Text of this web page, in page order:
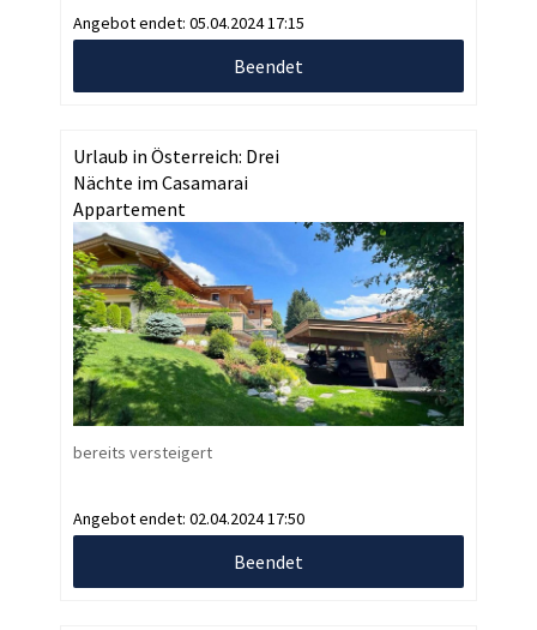
Angebot endet: 05.04.2024 17:15
Beendet
Urlaub in Österreich: Drei
Nächte im Casamarai
Appartement
bereits versteigert
Angebot endet: 02.04.2024 17:50
Beendet